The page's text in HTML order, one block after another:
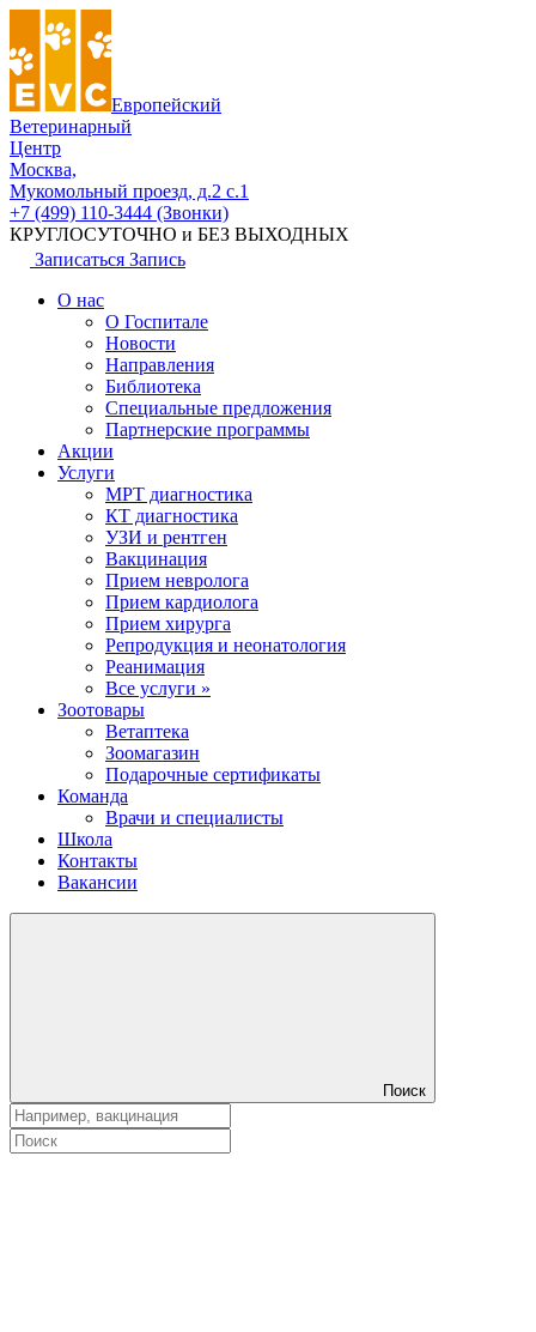
Европейский
Ветеринарный
Центр
Москва,
Мукомольный проезд, д.2 с.1
+7 (499) 110-3444 (Звонки)
КРУГЛОСУТОЧНО и БЕЗ ВЫХОДНЫХ
Записаться Запись
О нас
О Госпитале
Новости
Направления
Библиотека
Специальные предложения
Партнерские программы
Акции
Услуги
МРТ диагностика
КТ диагностика
УЗИ и рентген
Вакцинация
Прием невролога
Прием кардиолога
Прием хирурга
Репродукция и неонатология
Реанимация
Все услуги »
Зоотовары
Ветаптека
Зоомагазин
Подарочные сертификаты
Команда
Врачи и специалисты
Школа
Контакты
Вакансии
Поиск